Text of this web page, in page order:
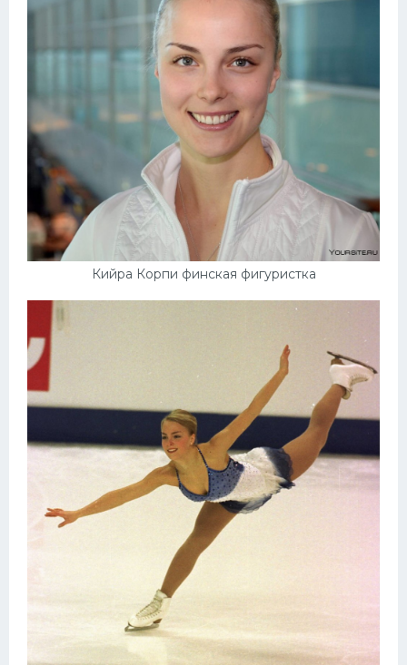
Кийра Корпи финская фигуристка